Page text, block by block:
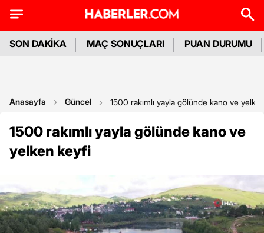
SON DAKİKA MAÇ SONUÇLARI PUAN DURUMU
Anasayfa Güncel 1500 rakımlı yayla gölünde kano ve
1500 rakımlı yayla gölünde kano ve
yelken keyfi